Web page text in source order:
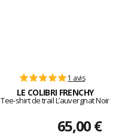
1 avis
LE COLIBRI FRENCHY
Tee-shirt de trail L’auvergnat Noir
65,00 €